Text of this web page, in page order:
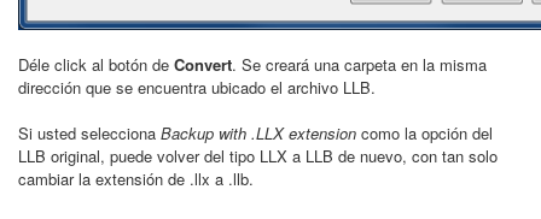
Déle click al botón de Convert. Se creará una carpeta en la misma
dirección que se encuentra ubicado el archivo LLB.
Si usted selecciona Backup with .LLX extension como la opción del
LLB original, puede volver del tipo LLX a LLB de nuevo, con tan solo
cambiar la extensión de .llx a .llb.